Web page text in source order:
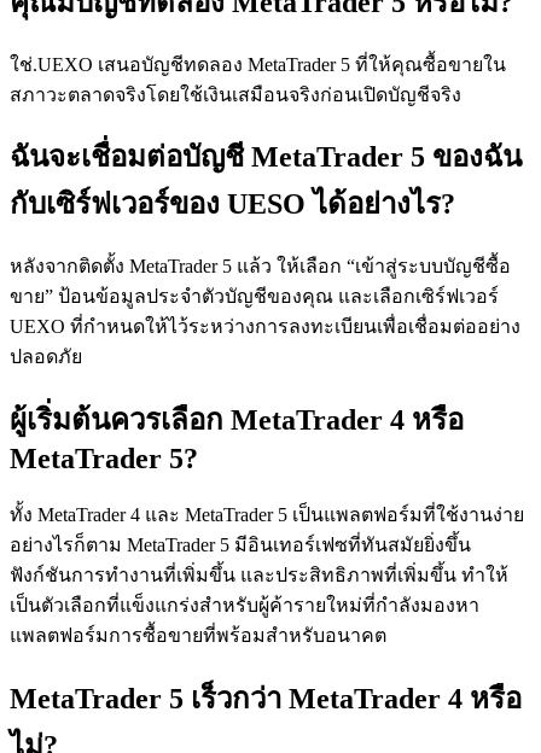
ใช่.UEXO เสนอบัญชีทดลอง MetaTrader 5 ที่ให้คุณซื้อขายใน
สภาวะตลาดจริงโดยใช้เงินเสมือนจริงก่อนเปิดบัญชีจริง
ฉันจะเชื่อมต่อบัญชี MetaTrader 5 ของฉัน
กับเซิร์ฟเวอร์ของ UESO ได้อย่างไร?
หลังจากติดตั้ง MetaTrader 5 แล้ว ให้เลือก “เข้าสู่ระบบบัญชีซื้อ
ขาย” ป้อนข้อมูลประจําตัวบัญชีของคุณ และเลือกเซิร์ฟเวอร์
UEXO ที่กําหนดให้ไว้ระหว่างการลงทะเบียนเพื่อเชื่อมต่ออย่าง
ปลอดภัย
ผู้เริ่มต้นควรเลือก MetaTrader 4 หรือ
MetaTrader 5?
ทั้ง MetaTrader 4 และ MetaTrader 5 เป็นแพลตฟอร์มที่ใช้งานง่าย
อย่างไรก็ตาม MetaTrader 5 มีอินเทอร์เฟซที่ทันสมัยยิ่งขึ้น
ฟังก์ชันการทํางานที่เพิ่มขึ้น และประสิทธิภาพที่เพิ่มขึ้น ทําให้
เป็นตัวเลือกที่แข็งแกร่งสําหรับผู้ค้ารายใหม่ที่กําลังมองหา
แพลตฟอร์มการซื้อขายที่พร้อมสําหรับอนาคต
MetaTrader 5 เร็วกว่า MetaTrader 4 หรือ
ไม่?